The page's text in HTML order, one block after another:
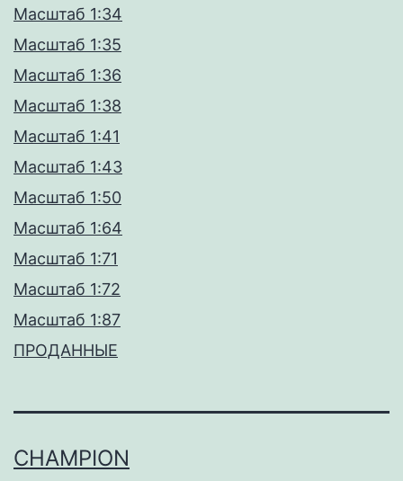
Масштаб 1:34
Масштаб 1:35
Масштаб 1:36
Масштаб 1:38
Масштаб 1:41
Масштаб 1:43
Масштаб 1:50
Масштаб 1:64
Масштаб 1:71
Масштаб 1:72
Масштаб 1:87
ПРОДАННЫЕ
CHAMPION